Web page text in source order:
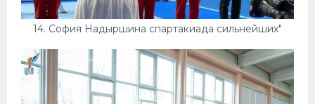
14. София Надыршина спартакиада сильнейших"